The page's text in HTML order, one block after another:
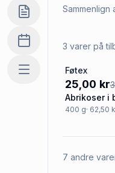
Indkøbslisten
Madplan
Mere
3 varer på
-17%
Føtex
25,00 kr
Abrikoser i
400 g· 62,50
7 andre